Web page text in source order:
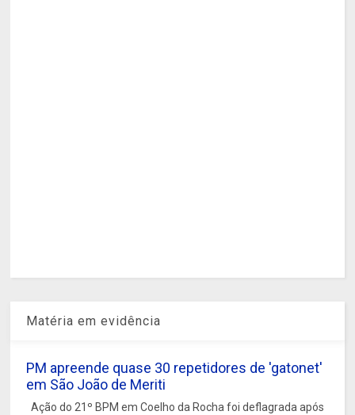
Matéria em evidência
PM apreende quase 30 repetidores de 'gatonet'
em São João de Meriti
Ação do 21º BPM em Coelho da Rocha foi deflagrada após